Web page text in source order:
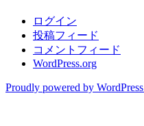
ログイン
投稿フィード
コメントフィード
WordPress.org
Proudly powered by WordPress